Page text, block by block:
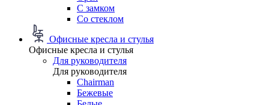
С замком
Со стеклом
Офисные кресла и стулья
Офисные кресла и стулья
Для руководителя
Для руководителя
Chairman
Бежевые